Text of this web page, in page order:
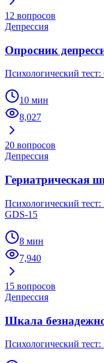
12 вопросов
Депрессия
Опросник
Психологический
10 мин
8,027
20 вопросов
Депрессия
Гериатрическая
Психологический тест:
GDS-15
8 мин
7,940
15 вопросов
Депрессия
Шкала
Психологический